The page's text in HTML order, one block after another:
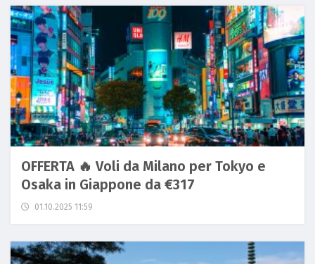
OFFERTA 🔥 Voli da Milano per Tokyo e
Osaka in Giappone da €317
01.10.2025 11:59